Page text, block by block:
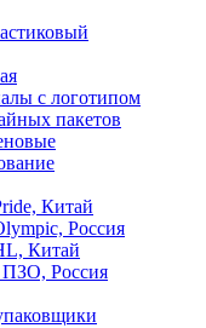
с логотипом
пакетов
Китай
Россия
Китай
ПЗО, Россия